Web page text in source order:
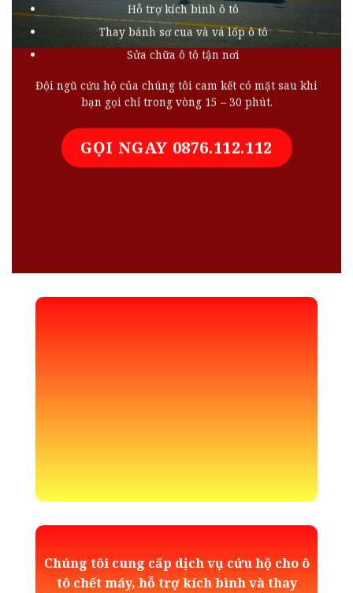
Hỗ trợ kích bình ô tô
Thay bánh sơ cua và vá lốp ô tô
Sửa chữa ô tô tận nơi
Đội ngũ cứu hộ của chúng tôi cam kết có mặt sau khi
bạn gọi chỉ trong vòng 15 – 30 phút.
GỌI NGAY 0876.112.112
Chúng tôi cung cấp dịch vụ cứu hộ cho ô
tô chết máy, hỗ trợ kích bình và thay